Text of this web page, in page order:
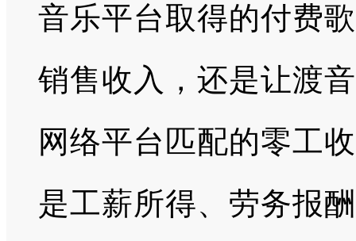
音乐平台取得的付费
销售收入，还是让渡
网络平台匹配的零工
是工薪所得、劳务报